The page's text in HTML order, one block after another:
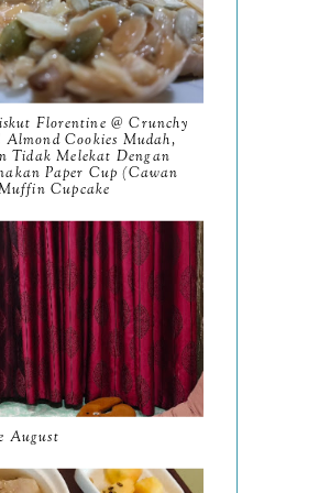
19
12
10
13
9
12
5
13
11
9
Florentine @ Crunchy
Almond Cookies Mudah,
Tidak Melekat Dengan
Paper Cup (Cawan
Cupcake
August